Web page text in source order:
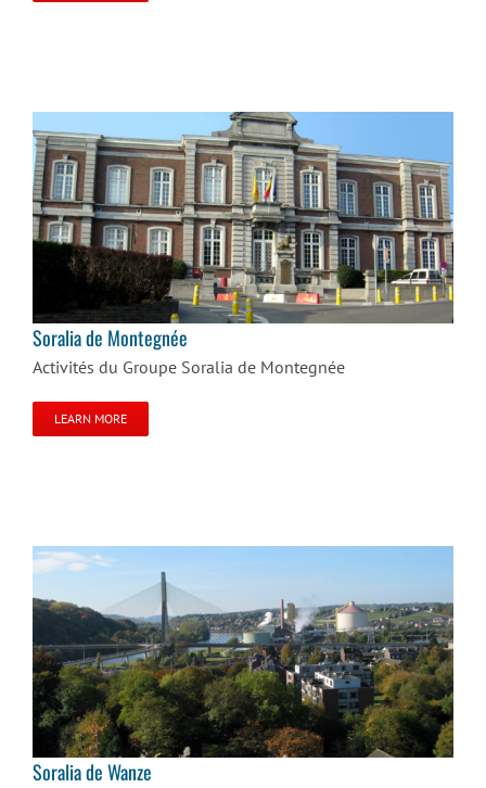
Soralia de Montegnée
Soralia de Montegnée
Activités du Groupe Soralia de Montegnée
LEARN MORE
Soralia de Wanze
Soralia de Wanze